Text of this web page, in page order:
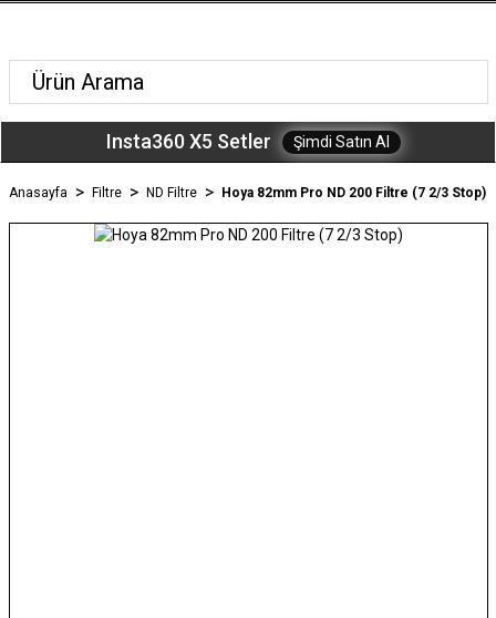
Insta360 X5 Setler Şimdi Satın Al
Anasayfa Filtre ND Filtre Hoya 82mm Pro ND 200 Filtre (7 2/3 Stop)